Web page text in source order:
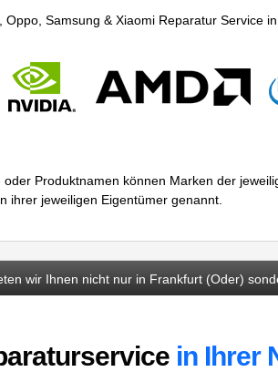
Samsung & Xiaomi Reparatur Service
Produktnamen können Marken der
ihrer jeweiligen Eigentümer genannt.
wir Ihnen nicht nur in Frankfurt (Oder)
in Ihrer